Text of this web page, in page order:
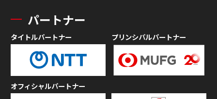
パートナー
タイトルパートナー プリンシパルパートナー
オフィシャルパートナー